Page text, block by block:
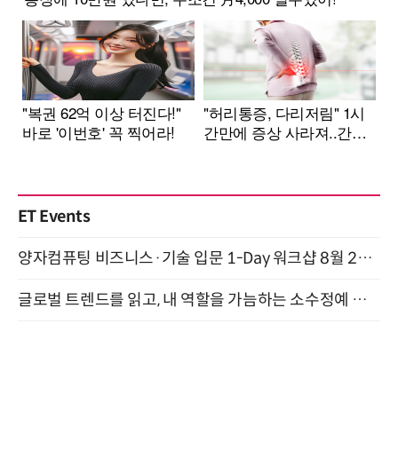
ET Events
양자컴퓨팅 비즈니스·기술 입문 1-Day 워크샵 8월 28일 개최
글로벌 트렌드를 읽고, 내 역할을 가늠하는 소수정예 실습 워크숍 (8/28)